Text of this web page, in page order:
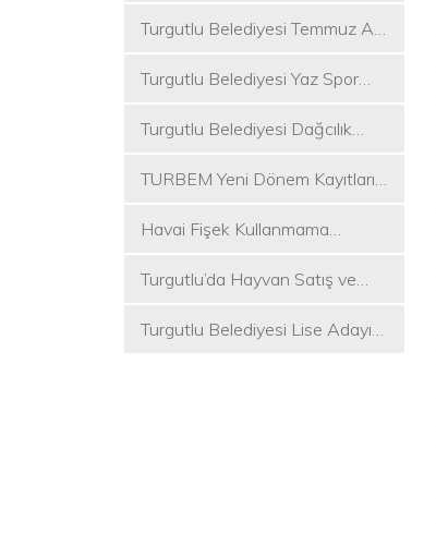
Turgutlu Belediyesi Temmuz Ayı
Turgutlu Belediyesi Yaz Spor
Turgutlu Belediyesi Dağcılık
Düzenledi
TURBEM Yeni Dönem Kayıtları
Havai Fişek Kullanmama
Akın Oldu
Turgutlu’da Hayvan Satış ve
Turgutlu Belediyesi Lise Adayı